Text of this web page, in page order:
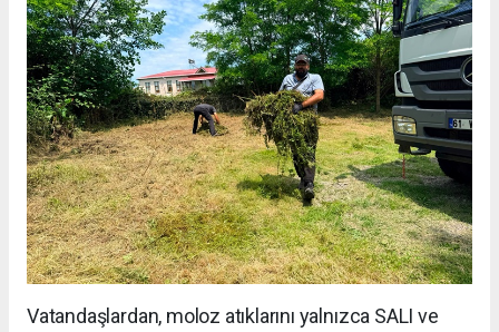
Vatandaşlardan, moloz atıklarını yalnızca SALI ve